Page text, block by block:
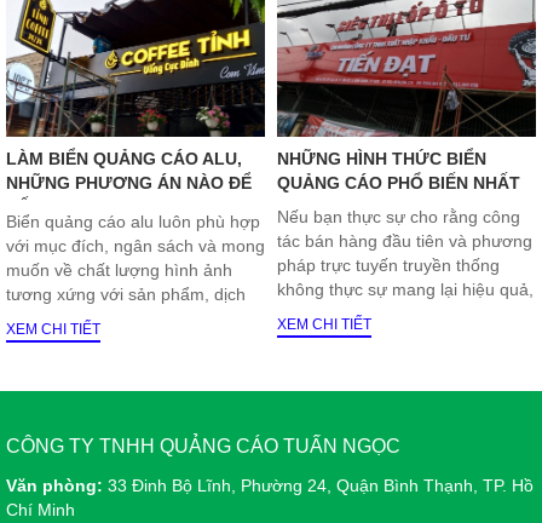
nó. Và bạn đang có một sự lựa
chọn không thể đúng đắn hơn khi
loại vật liệu quảng cáo này sở
hữu các đặc tính kỹ thuật ưu việt
không thể bàn cãi.
LÀM BIỂN QUẢNG CÁO ALU,
NHỮNG PHƯƠNG ÁN NÀO ĐỂ
Biển quảng cáo alu luôn phù hợp
với mục đích, ngân sách và mong
muốn về chất lượng hình ảnh
tương xứng với sản phẩm, dịch
vụ mà bạn đang cung cấp.
XEM CHI TIẾT
NHỮNG HÌNH THỨC BIỂN
QUẢNG CÁO PHỔ BIẾN NHẤT
Nếu bạn thực sự cho rằng công
tác bán hàng đầu tiên và phương
pháp trực tuyến truyền thống
không thực sự mang lại hiệu quả,
phương pháp quảng cáo ngoài
trời có thể là một cách hữu hiệu
Chúng không chỉ có thể thuyết
hiệu của bạn lớn và đã được
thành lập, chúng còn có thể
nhắm được đến mục tiêu là một
XEM CHI TIẾT
CÔNG TY TNHH QUẢNG CÁO TUẤN NGỌC
Văn phòng: 33 Đinh Bộ Lĩnh, Phường 24, Quận Bình Thạnh, TP. Hồ
Chí Minh